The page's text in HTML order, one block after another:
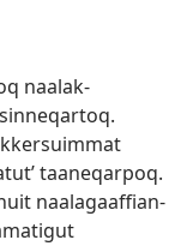
naalak­
taaneqar­poq.
naalagaaf­fian­